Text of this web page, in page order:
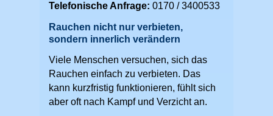
Telefonische Anfrage: 0170 / 3400533
Rauchen nicht nur verbieten,
sondern innerlich verändern
Viele Menschen versuchen, sich das
Rauchen einfach zu verbieten. Das
kann kurzfristig funktionieren, fühlt sich
aber oft nach Kampf und Verzicht an.